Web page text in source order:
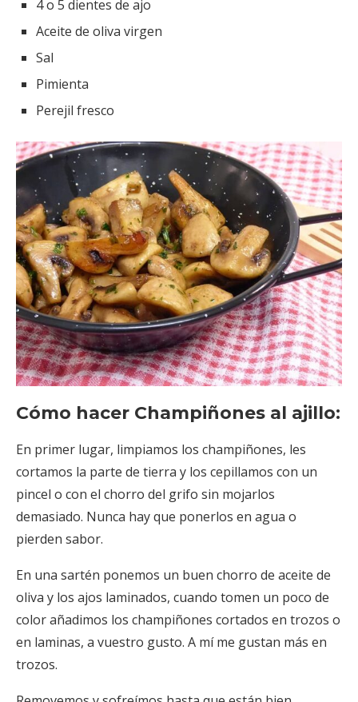
4 o 5 dientes de ajo
Aceite de oliva virgen
Sal
Pimienta
Perejil fresco
Cómo hacer Champiñones al ajillo:
En primer lugar, limpiamos los champiñones, les
cortamos la parte de tierra y los cepillamos con un
pincel o con el chorro del grifo sin mojarlos
demasiado. Nunca hay que ponerlos en agua o
pierden sabor.
En una sartén ponemos un buen chorro de aceite de
oliva y los ajos laminados, cuando tomen un poco de
color añadimos los champiñones cortados en trozos o
en laminas, a vuestro gusto. A mí me gustan más en
trozos.